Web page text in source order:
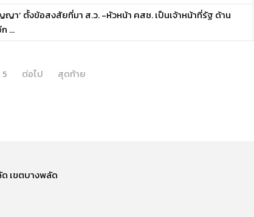
า’ ตั้งข้อสงสัยที่มา ส.ว. -หัวหน้า คสช. เป็นเจ้าหน้าที่รัฐ ด้าน
...
5 ต่อไป สุดท้าย
ด เขตบางพลัด